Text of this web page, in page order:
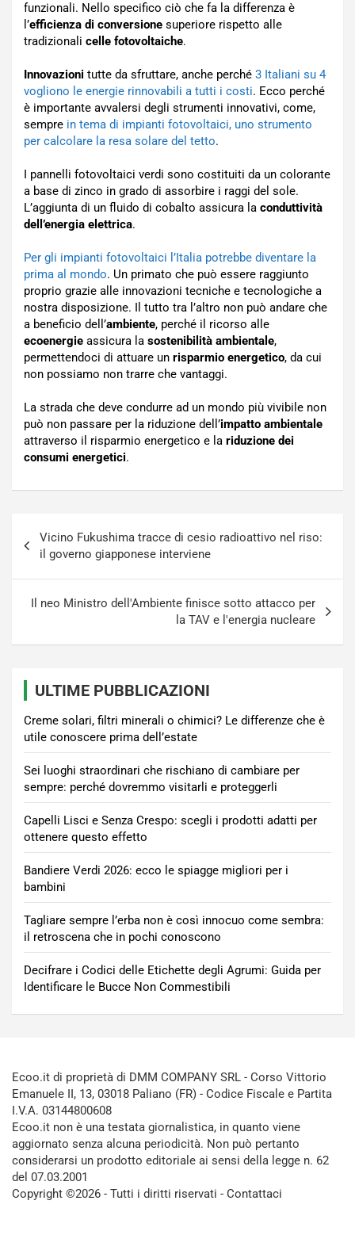
funzionali. Nello specifico ciò che fa la differenza è
l’efficienza di conversione superiore rispetto alle
tradizionali celle fotovoltaiche.
Innovazioni tutte da sfruttare, anche perché 3 Italiani su 4
vogliono le energie rinnovabili a tutti i costi. Ecco perché
è importante avvalersi degli strumenti innovativi, come,
sempre in tema di impianti fotovoltaici, uno strumento
per calcolare la resa solare del tetto.
I pannelli fotovoltaici verdi sono costituiti da un colorante
a base di zinco in grado di assorbire i raggi del sole.
L’aggiunta di un fluido di cobalto assicura la conduttività
dell’energia elettrica.
Per gli impianti fotovoltaici l’Italia potrebbe diventare la
prima al mondo. Un primato che può essere raggiunto
proprio grazie alle innovazioni tecniche e tecnologiche a
nostra disposizione. Il tutto tra l’altro non può andare che
a beneficio dell’ambiente, perché il ricorso alle
ecoenergie assicura la sostenibilità ambientale,
permettendoci di attuare un risparmio energetico, da cui
non possiamo non trarre che vantaggi.
La strada che deve condurre ad un mondo più vivibile non
può non passare per la riduzione dell’impatto ambientale
attraverso il risparmio energetico e la riduzione dei
consumi energetici.
articoli
Vicino Fukushima tracce di cesio radioattivo nel riso:
il governo giapponese interviene
Il neo Ministro dell'Ambiente finisce sotto attacco per
la TAV e l'energia nucleare
ULTIME PUBBLICAZIONI
Creme solari, filtri minerali o chimici? Le differenze che è
utile conoscere prima dell’estate
Sei luoghi straordinari che rischiano di cambiare per
sempre: perché dovremmo visitarli e proteggerli
Capelli Lisci e Senza Crespo: scegli i prodotti adatti per
ottenere questo effetto
Bandiere Verdi 2026: ecco le spiagge migliori per i
bambini
Tagliare sempre l’erba non è così innocuo come sembra:
il retroscena che in pochi conoscono
Decifrare i Codici delle Etichette degli Agrumi: Guida per
Identificare le Bucce Non Commestibili
Ecoo.it di proprietà di DMM COMPANY SRL - Corso Vittorio
Emanuele II, 13, 03018 Paliano (FR) - Codice Fiscale e Partita
I.V.A. 03144800608
Ecoo.it non è una testata giornalistica, in quanto viene
aggiornato senza alcuna periodicità. Non può pertanto
considerarsi un prodotto editoriale ai sensi della legge n. 62
del 07.03.2001
Copyright ©2026 - Tutti i diritti riservati - Contattaci